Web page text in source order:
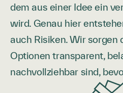
dem aus einer Idee ein
wird. Genau hier
auch Risiken. Wir sorgen
Optionen transparent,
nachvollziehbar sind,